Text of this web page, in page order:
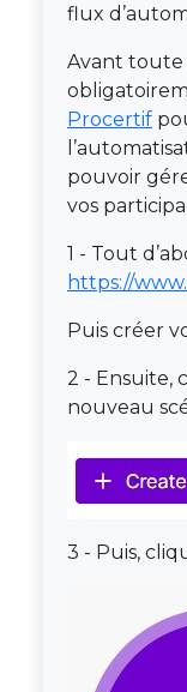
flux
Avant toute
Procertif
pouvoir
vos
1 - Tout
https://
Puis créer
2 - Ensuite,
nouveau
3 - Puis,